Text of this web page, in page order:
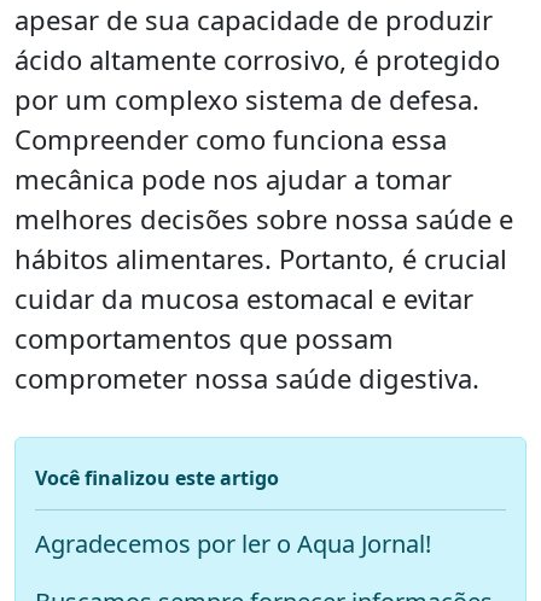
apesar de sua capacidade de produzir
ácido altamente corrosivo, é protegido
por um complexo sistema de defesa.
Compreender como funciona essa
mecânica pode nos ajudar a tomar
melhores decisões sobre nossa saúde e
hábitos alimentares. Portanto, é crucial
cuidar da mucosa estomacal e evitar
comportamentos que possam
comprometer nossa saúde digestiva.
Você finalizou este artigo
Agradecemos por ler o Aqua Jornal!